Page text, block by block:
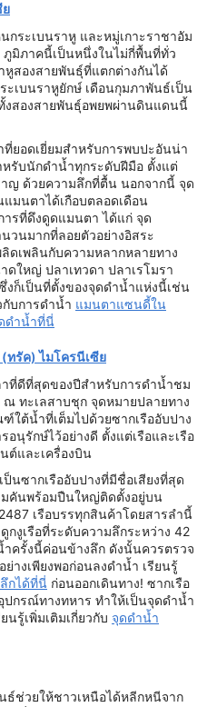
กระเบนราหู และหมู่เกาะราชาอัม
มิภาคนี้เป็นหนึ่งในไม่กี่พื้นที่ทั่ว
สองสายพันธุ์ที่แตกต่างกันได้
เบนราหูยักษ์ เดือนกุมภาพันธ์เป็น
งสองสายพันธุ์อพยพผ่านดินแดนนี้
ยอดเยี่ยมสำหรับการพบปะอันน่า
หรับนักดำน้ำทุกระดับฝีมือ ตั้งแต่
ญ ด้วยความลึกที่ตื้น นอกจากนี้ จุด
มนตาได้เกือบตลอดเดือน
ารที่ดึงดูดแมนตา ได้แก่ จุด
วนมากที่ลอยตัวอย่างอิสระ
ดเพลินกับความหลากหลายทาง
ใหญ่ ปลาเทวดา ปลาเรโมรา
ก็เป็นที่ตั้งของจุดดำน้ำแห่งนี้เช่น
กับการดำน้ำ แมนตาแซนดี้ใน
ดำน้ำที่นี่
ทรัค) ไมโครนีเซีย
ที่ดีที่สุดของปีสำหรับการดำน้ำชม
ทะเลสาบชุก จุดหมายปลายทาง
ต้น้ำที่เต็มไปด้วยซากเรืออับปาง
นุรักษ์ไว้อย่างดี ตั้งแต่เรือและเรือ
ต์และเครื่องบิน
นซากเรืออับปางที่มีชื่อเสียงที่สุด
มคันพร้อมปืนใหญ่ติดตั้งอยู่บน
เรือบรรทุกสินค้าโดยสารลำนี้
กงูเรือที่ระดับความลึกระหว่าง 42
ำครั้งนี้ค่อนข้างลึก ดังนั้นควรตรวจ
างเพียงพอก่อนลงดำน้ำ เรียนรู้
กได้ที่นี่ ก่อนออกเดินทาง! ซากเรือ
กรณ์ทางทหาร ทำให้เป็นจุดดำน้ำ
นรู้เพิ่มเติมเกี่ยวกับ จุดดำน้ำ
ช่วยให้ชาวเหนือได้หลีกหนีจาก